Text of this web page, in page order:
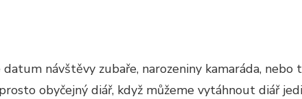
datum návštěvy zubaře, narozeniny kamaráda,
obyčejný diář, když můžeme vytáhnout diář